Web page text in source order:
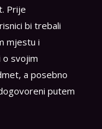
Prije
bi trebali
mjestu i
o svojim
a posebno
putem